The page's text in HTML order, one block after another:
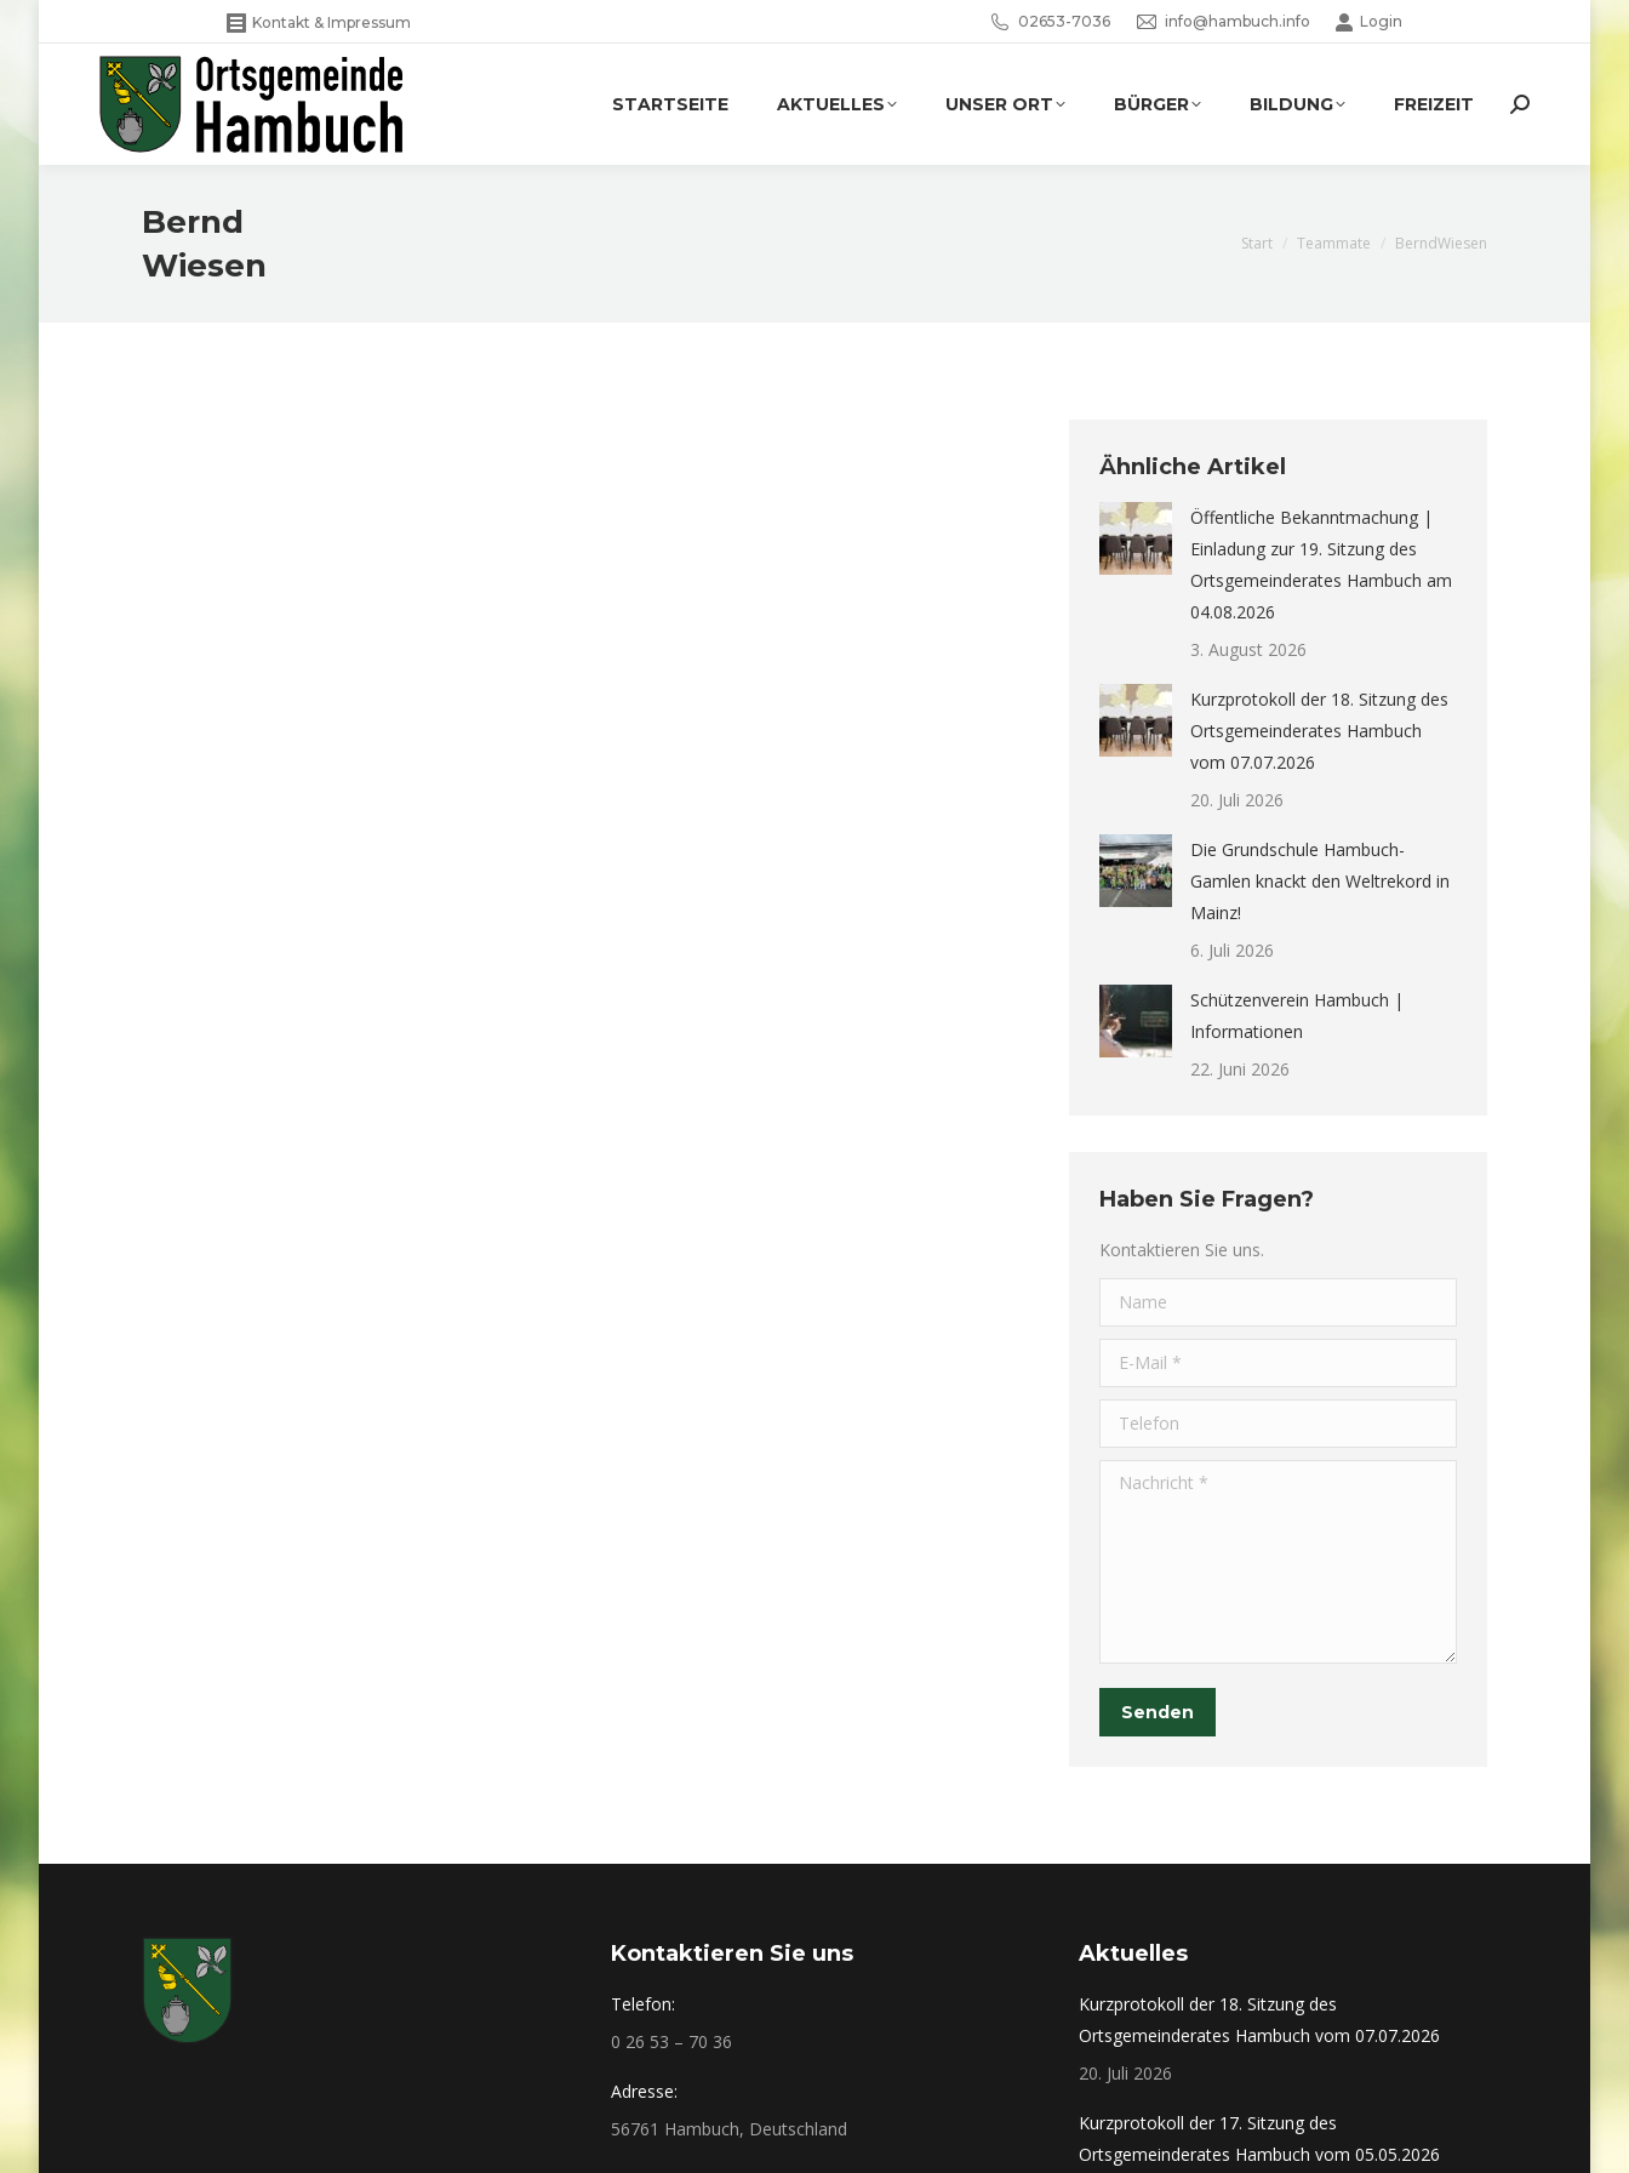
Kontakt & Impressum 02653-7036 info@hambuch.info Login
STARTSEITE AKTUELLES UNSER ORT BÜRGER BILDUNG FREIZEIT Search:
Bernd
Wiesen
Sie befinden sich hier:
Start Teammate BerndWiesen
Ähnliche Artikel
Öffentliche Bekanntmachung |
Einladung zur 19. Sitzung des
Ortsgemeinderates Hambuch am
04.08.2026
3. August 2026
Kurzprotokoll der 18. Sitzung des
Ortsgemeinderates Hambuch
vom 07.07.2026
20. Juli 2026
Die Grundschule Hambuch-
Gamlen knackt den Weltrekord in
Mainz!
6. Juli 2026
Schützenverein Hambuch |
Informationen
22. Juni 2026
Haben Sie Fragen?
Kontaktieren Sie uns.
Name
E-Mail *
Telefon
Nachricht *
Senden
Kontaktieren Sie uns
Telefon:
0 26 53 – 70 36
Adresse:
56761 Hambuch, Deutschland
Aktuelles
Kurzprotokoll der 18. Sitzung des
Ortsgemeinderates Hambuch vom 07.07.2026
20. Juli 2026
Kurzprotokoll der 17. Sitzung des
Ortsgemeinderates Hambuch vom 05.05.2026